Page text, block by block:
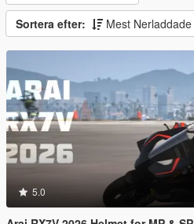
Sortera efter: Mest Nerladdade
5.0